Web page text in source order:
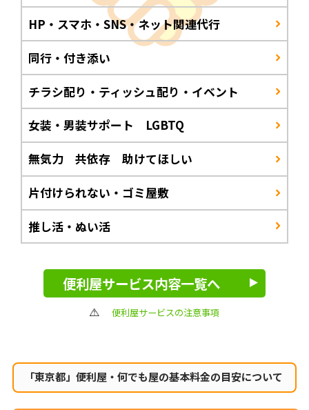
HP・スマホ・SNS・ネット関連代行
同行・付き添い
チラシ配り・ティッシュ配り・イベント
女装・男装サポート LGBTQ
無気力 共依存 助けてほしい
片付けられない・ゴミ屋敷
推し活・ぬい活
便利屋サービス内容一覧へ
便利屋サービスの注意事項
「東京都」便利屋・何でも屋の基本料金の目安について